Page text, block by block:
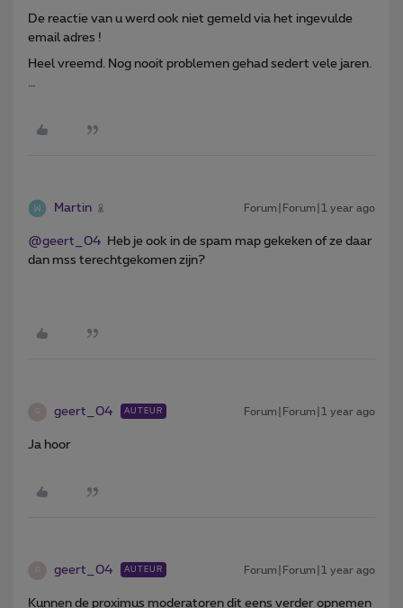
De reactie van u werd ook niet gemeld via het ingevulde
email adres !
Heel vreemd. Nog nooit problemen gehad sedert vele jaren.
Martin Forum|Forum|1 year ago
@geert_04 ​ Heb je ook in de spam map gekeken of ze daar
dan mss terechtgekomen zijn?
geert_04 AUTEUR Forum|Forum|1 year ago
Ja hoor
geert_04 AUTEUR Forum|Forum|1 year ago
Kunnen de proximus moderatoren dit eens verder opnemen